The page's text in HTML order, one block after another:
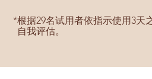
*根据29名试用者依指示使用3天
自我评估。